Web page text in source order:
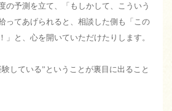
の予測を立て、「もしかして、こういう
ってあげられると、相談した側も「この
」と、心を開いていただけたりします。
している”ということが裏目に出ること